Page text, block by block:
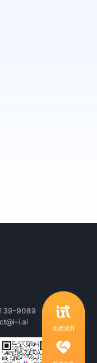
9089
i.ai
免费试用